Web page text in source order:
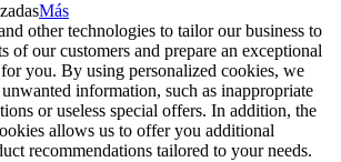
Más
other technologies to tailor our business to
of our customers and prepare an exceptional
you. By using personalized cookies, we
information, such as inappropriate
or useless special offers. In addition, the
allows us to offer you additional
recommendations tailored to your needs.